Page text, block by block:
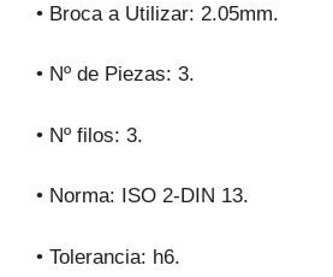
• Broca a Utilizar: 2.05mm.
• Nº de Piezas: 3.
• Nº filos: 3.
• Norma: ISO 2-DIN 13.
• Tolerancia: h6.